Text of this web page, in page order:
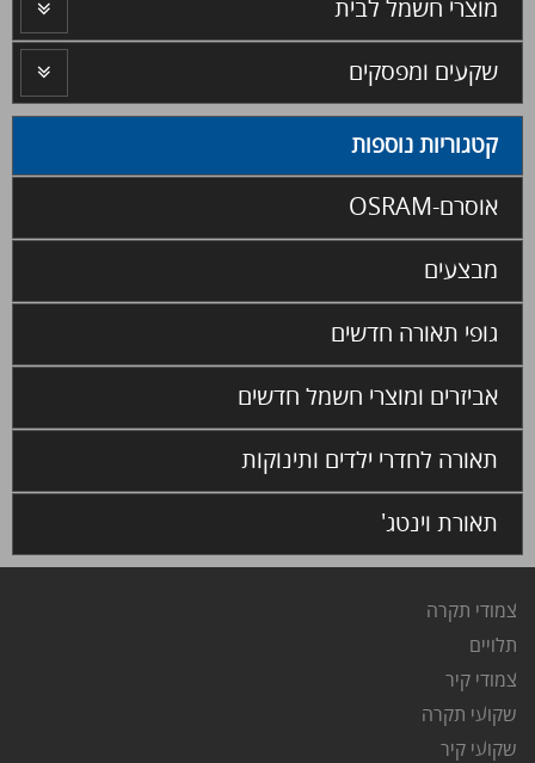
מוצרי חשמל לבית
שקעים ומפסקים
קטגוריות נוספות
אוסרם-OSRAM
מבצעים
גופי תאורה חדשים
אביזרים ומוצרי חשמל חדשים
תאורה לחדרי ילדים ותינוקות
תאורת וינטג'
צמודי תקרה
תלויים
צמודי קיר
שקועי תקרה
שקועי קיר